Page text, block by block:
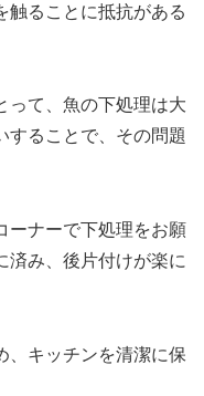
触ることに抵抗がある
って、魚の下処理は大
することで、その問題
ーナーで下処理をお願
済み、後片付けが楽に
、キッチンを清潔に保